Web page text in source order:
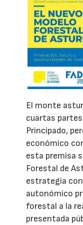
El monte
cuartas
Principado,
económico
esta premisa
Forestal de
estrategia con
autonómico
forestal a la
presentada